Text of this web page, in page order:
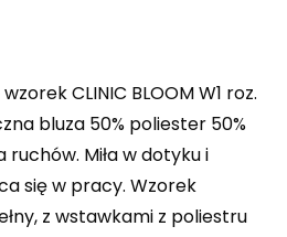
CLINIC BLOOM W1 roz.
bluza 50% poliester 50%
Miła w dotyku i
się w pracy. Wzorek
z wstawkami z poliestru